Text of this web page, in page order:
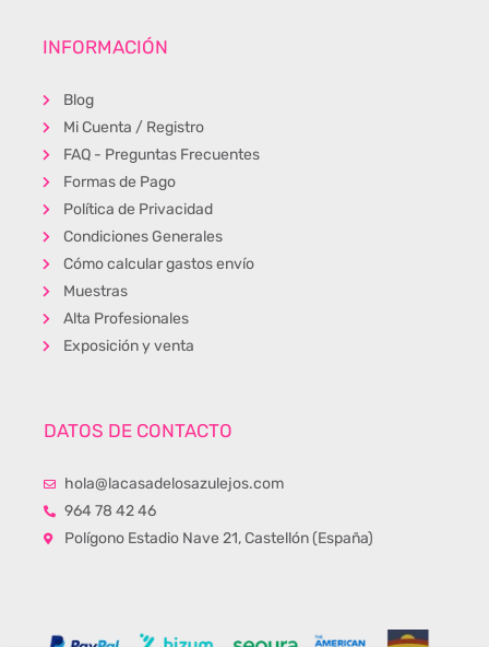
INFORMACIÓN
Blog
Mi Cuenta / Registro
FAQ - Preguntas Frecuentes
Formas de Pago
Política de Privacidad
Condiciones Generales
Cómo calcular gastos envío
Muestras
Alta Profesionales
Exposición y venta
DATOS DE CONTACTO
hola@lacasadelosazulejos.com
964 78 42 46
Polígono Estadio Nave 21, Castellón (España)